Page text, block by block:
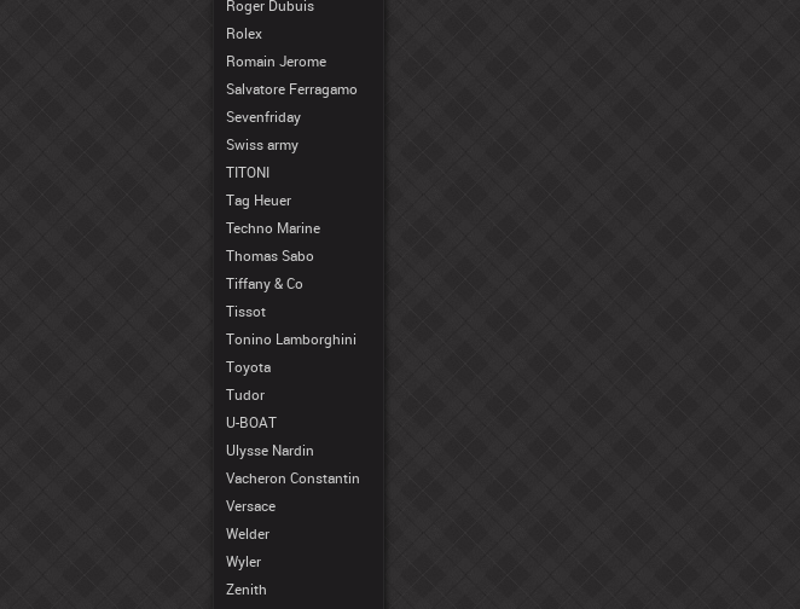
Roger Dubuis
Rolex
Romain Jerome
Salvatore Ferragamo
Sevenfriday
Swiss army
TITONI
Tag Heuer
Techno Marine
Thomas Sabo
Tiffany & Co
Tissot
Tonino Lamborghini
Toyota
Tudor
U-BOAT
Ulysse Nardin
Vacheron Constantin
Versace
Welder
Wyler
Zenith